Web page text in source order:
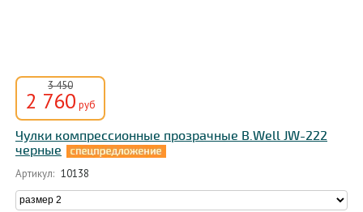
3 450
2 760 руб
Чулки компрессионные прозрачные B.Well JW-222
черные
Артикул: 10138